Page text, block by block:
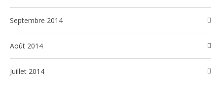
septembre 2014
août 2014
juillet 2014